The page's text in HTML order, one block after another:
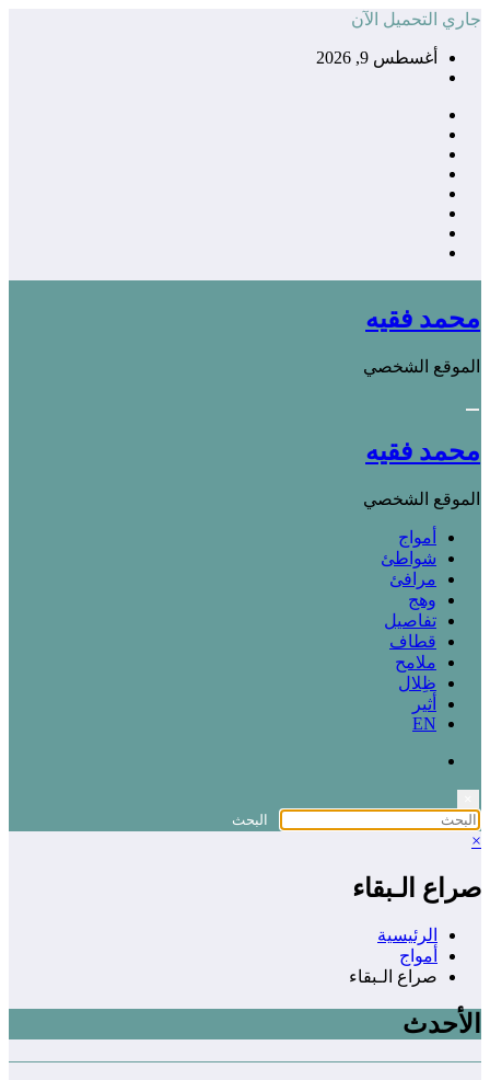
التجاوز
المحتوى
جاري التحميل الآن
أغسطس 9, 2026
محمد فقيه
الموقع الشخصي
محمد فقيه
الموقع الشخصي
أمواج
شواطئ
مرافئ
وهج
تفاصيل
قطاف
ملامح
ظِلال
أثير
EN
×
صراع الـبقاء
الرئيسية
أمواج
صراع الـبقاء
الأحدث